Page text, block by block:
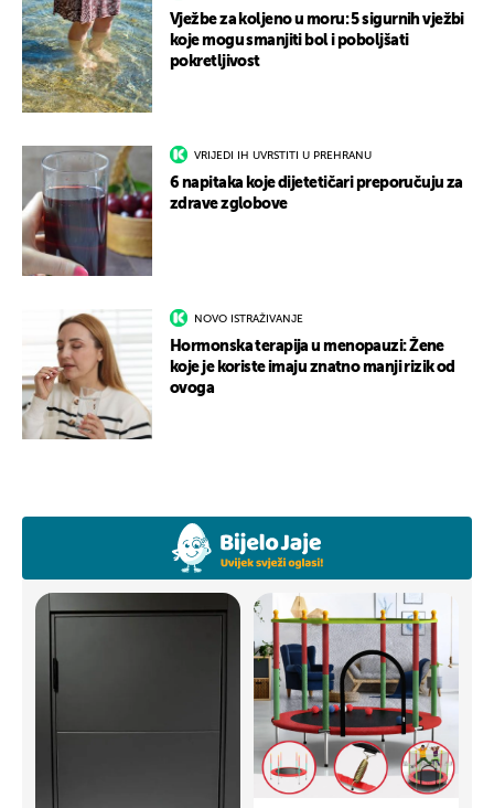
Vježbe za koljeno u moru: 5 sigurnih vježbi
koje mogu smanjiti bol i poboljšati
pokretljivost
VRIJEDI IH UVRSTITI U PREHRANU
6 napitaka koje dijetetičari preporučuju za
zdrave zglobove
NOVO ISTRAŽIVANJE
Hormonska terapija u menopauzi: Žene
koje je koriste imaju znatno manji rizik od
ovoga